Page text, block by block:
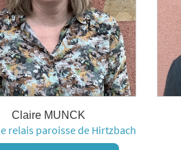
Claire MUNCK
relais paroisse de Hirtzbach